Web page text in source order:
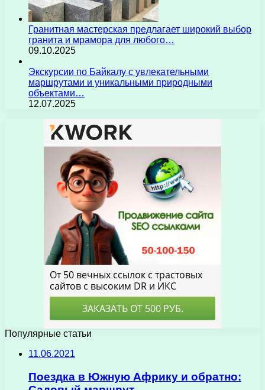
Гранитная мастерская предлагает широкий выбор
гранита и мрамора для любого…
09.10.2025
Экскурсии по Байкалу с увлекательными
маршрутами и уникальными природными
объектами…
12.07.2025
Популярные статьи
11.06.2021
Поездка в Южную Африку и обратно: